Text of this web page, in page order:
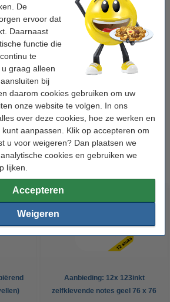
De
ervoor dat
Daarnaast
functie die
te
graag alleen
bij
daarom cookies gebruiken om uw
onze website te volgen. In ons
over deze cookies, hoe ze werken en
aanpassen. Klik op accepteren om
u voor weigeren? Dan plaatsen we
cookies en gebruiken we
lijken.
Accepteren
Weigeren
5x 123inkt telefoon-/bezoeknotitie
blauw zonder bedrukking (10
producten
Aanbieding: 12x 123inkt
zelfklevende notes geel 76 x 76